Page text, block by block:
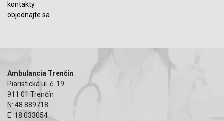
kontakty
objednajte sa
Ambulancia Trenčín
Piaristická ul. č. 19
911 01 Trenčín
N: 48.889718
E: 18.033054